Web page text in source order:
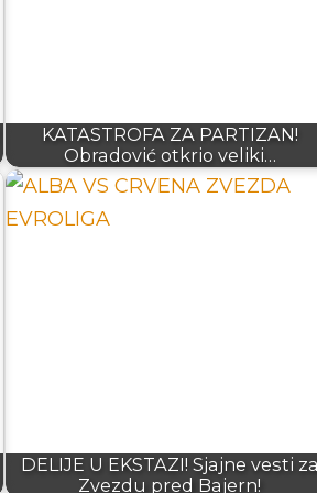
KATASTROFA ZA PARTIZAN!
Obradović otkrio veliki…
DELIJE U EKSTAZI! Sjajne vesti
Zvezdu pred Bajern!